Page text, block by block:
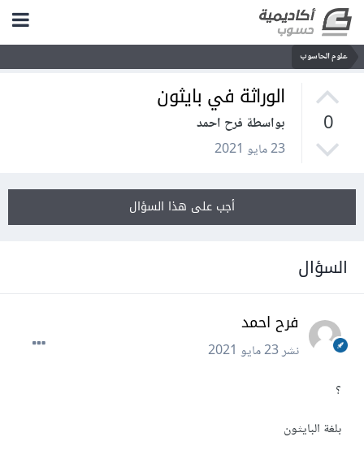
علوم الحاسوب
0
الوراثة في بايثون
بواسطة فرح احمد
23 مايو 2021
أجب على هذا السؤال
السؤال
فرح احمد
نشر23 مايو 2021
؟
بلغة البايثون